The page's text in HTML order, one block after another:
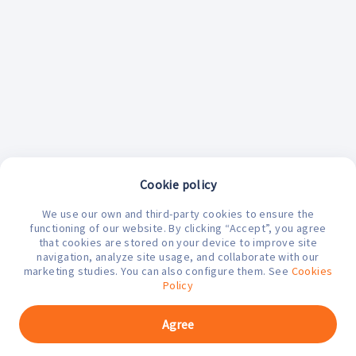
¿En qué podemos ayudarte hoy?
Cookie policy
We use our own and third-party cookies to ensure the
functioning of our website. By clicking “Accept”, you agree
that cookies are stored on your device to improve site
navigation, analyze site usage, and collaborate with our
marketing studies. You can also configure them. See Cookies
Policy
Agree